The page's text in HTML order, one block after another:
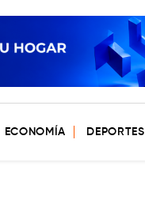
ECONOMÍA DEPORTES